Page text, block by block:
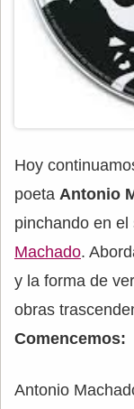
Hoy
poeta Antonio
pinchando en
Machado.
y la forma de
obras
Comencemos:
Antonio